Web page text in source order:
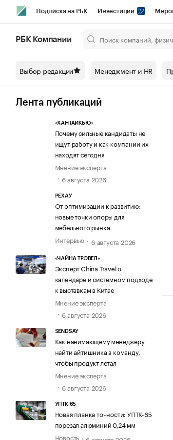
Подписка на РБК Инвестиции
Спецпроекты СПб Конференции СПб
Технологии и медиа Рынок
РБК Компании
Выбор редакции Менеджмент и HR
Лента публикаций
«ХАНТАЙКЬЮ»
Почему сильные кандидаты не
ищут работу и как компании их
находят сегодня
Мнение эксперта
6 августа 2026
РЕХАУ
От оптимизации к развитию:
новые точки опоры для
мебельного рынка
Интервью
6 августа 2026
«ЧАЙНА ТРЭВЕЛ»
Эксперт China Travel о
календаре и системном подходе
к выставкам в Китае
Мнение эксперта
6 августа 2026
SENDSAY
Как нанимающему менеджеру
найти айтишника в команду,
чтобы продукт летал
Мнение эксперта
6 августа 2026
УПТК-65
Новая планка точности: УПТК-65
порезал алюминий 0,24 мм
Новость